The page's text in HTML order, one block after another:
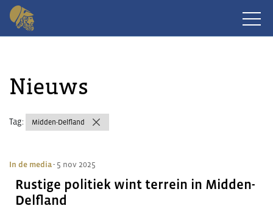
Nieuws
Tag: Midden-Delfland
In de media- 5 nov 2025
Rustige politiek wint terrein in Midden-
Delfland